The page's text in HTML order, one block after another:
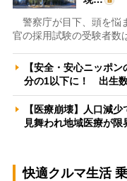
警察庁が目下、頭を悩
官の採用試験の受験者数
【安全・安心ニッポ
分の1以下に！ 出生
【医療崩壊】人口減
見舞われ地域医療が
快適クルマ生活